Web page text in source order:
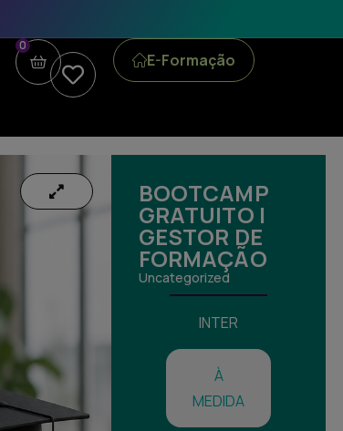
0
E-Formação
BOOTCAMP
GRATUITO |
GESTOR DE
FORMAÇÃO
Uncategorized
INTER
À
MEDIDA